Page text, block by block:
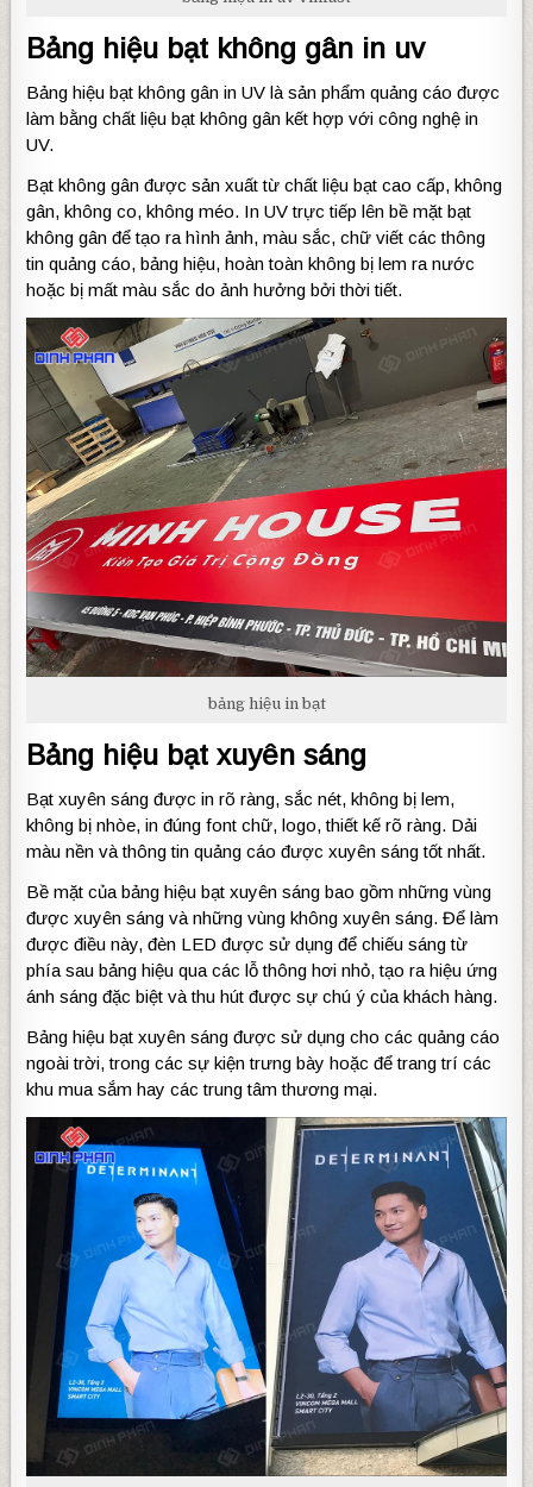
Bảng hiệu bạt không gân in uv
Bảng hiệu bạt không gân in UV là sản phẩm quảng cáo được
làm bằng chất liệu bạt không gân kết hợp với công nghệ in
UV.
Bạt không gân được sản xuất từ chất liệu bạt cao cấp, không
gân, không co, không méo. In UV trực tiếp lên bề mặt bạt
không gân để tạo ra hình ảnh, màu sắc, chữ viết các thông
tin quảng cáo, bảng hiệu, hoàn toàn không bị lem ra nước
hoặc bị mất màu sắc do ảnh hưởng bởi thời tiết.
bảng hiệu in bạt
Bảng hiệu bạt xuyên sáng
Bạt xuyên sáng được in rõ ràng, sắc nét, không bị lem,
không bị nhòe, in đúng font chữ, logo, thiết kế rõ ràng. Dải
màu nền và thông tin quảng cáo được xuyên sáng tốt nhất.
Bề mặt của bảng hiệu bạt xuyên sáng bao gồm những vùng
được xuyên sáng và những vùng không xuyên sáng. Để làm
được điều này, đèn LED được sử dụng để chiếu sáng từ
phía sau bảng hiệu qua các lỗ thông hơi nhỏ, tạo ra hiệu ứng
ánh sáng đặc biệt và thu hút được sự chú ý của khách hàng.
Bảng hiệu bạt xuyên sáng được sử dụng cho các quảng cáo
ngoài trời, trong các sự kiện trưng bày hoặc để trang trí các
khu mua sắm hay các trung tâm thương mại.